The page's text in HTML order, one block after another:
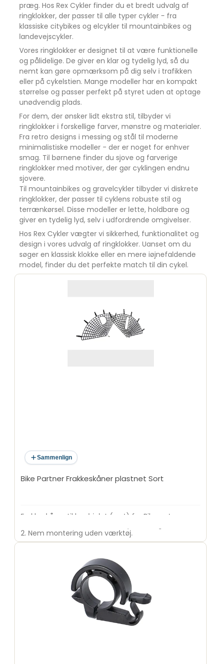
Høj og tydelig lyd ved drej
Effektiv signalering - uden behov for voldsom
kraft.
Letvægtsdesign med diskret finish
Ideel til både voksne og børn - uanset cykeltype.
Vil du have en cykelklokke, der både ser godt ud og
lyder tydeligt?
XLC Bell DD-M12 er den elegante løsning til
sikkerhed med stil.
Rings by sound body rotation, Clamp
mount, Ø22,2 mm, Ø36 mm
præg. Hos Rex Cykler finder du et bredt udvalg af
ringklokker, der passer til alle typer cykler - fra
klassiske citybikes og elcykler til mountainbikes og
landevejscykler.
Vores ringklokker er designet til at være funktionelle
og pålidelige. De giver en klar og tydelig lyd, så du
nemt kan gøre opmærksom på dig selv i trafikken
eller på cykelstien. Mange modeller har en kompakt
størrelse og passer perfekt på styret uden at optage
unødvendig plads.
For dem, der ønsker lidt ekstra stil, tilbyder vi
ringklokker i forskellige farver, mønstre og materialer.
Fra retro designs i messing og stål til moderne
minimalistiske modeller - der er noget for enhver
smag. Til børnene finder du sjove og farverige
ringklokker med motiver, der gør cyklingen endnu
sjovere.
Til mountainbikes og gravelcykler tilbyder vi diskrete
ringklokker, der passer til cyklens robuste stil og
terrænkørsel. Disse modeller er lette, holdbare og
giver en tydelig lyd, selv i udfordrende omgivelser.
Hos Rex Cykler vægter vi sikkerhed, funktionalitet og
design i vores udvalg af ringklokker. Uanset om du
søger en klassisk klokke eller en mere iøjnefaldende
model, finder du det perfekte match til din cykel.
Sammenlign
Bike Partner Frakkeskåner plastnet Sort
Frakkeskåner til baghjulet (sort) fra Bikepartner.
2. Nem montering uden værktøj.